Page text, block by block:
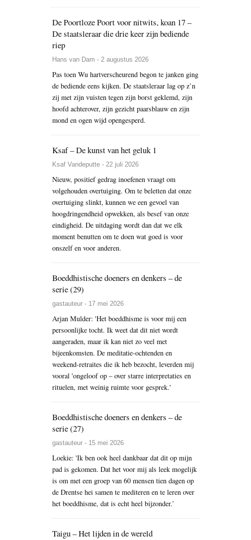
De Poortloze Poort voor nitwits, koan 17 –
De staatsleraar die drie keer zijn bediende
riep
Hans van Dam - 2 augustus 2026
Pas toen Wu hartverscheurend begon te janken ging
de bediende eens kijken. De staatsleraar lag op z’n
zij met zijn vuisten tegen zijn borst geklemd, zijn
hoofd achterover, zijn gezicht paarsblauw en zijn
mond en ogen wijd opengesperd.
Ksaf – De kunst van het geluk 1
Ksaf Vandeputte - 22 juli 2026
Nieuw, positief gedrag inoefenen vraagt om
volgehouden overtuiging. Om te beletten dat onze
overtuiging slinkt, kunnen we een gevoel van
hoogdringendheid opwekken, als besef van onze
eindigheid. De uitdaging wordt dan dat we elk
moment benutten om te doen wat goed is voor
onszelf en voor anderen.
Boeddhistische doeners en denkers – de
serie (29)
gastauteur - 17 mei 2026
Arjan Mulder: 'Het boeddhisme is voor mij een
persoonlijke tocht. Ik weet dat dit niet wordt
aangeraden, maar ik kan niet zo veel met
bijeenkomsten. De meditatie-ochtenden en
weekend-retraites die ik heb bezocht, leverden mij
vooral 'ongeloof op – over starre interpretaties en
rituelen, met weinig ruimte voor gesprek.'
Boeddhistische doeners en denkers – de
serie (27)
gastauteur - 15 mei 2026
Loekie: 'Ik ben ook heel dankbaar dat dit op mijn
pad is gekomen. Dat het voor mij als leek mogelijk
is om met een groep van 60 mensen tien dagen op
de Drentse hei samen te mediteren en te leren over
het boeddhisme, dat is echt heel bijzonder.’
Taigu – Het lijden in de wereld